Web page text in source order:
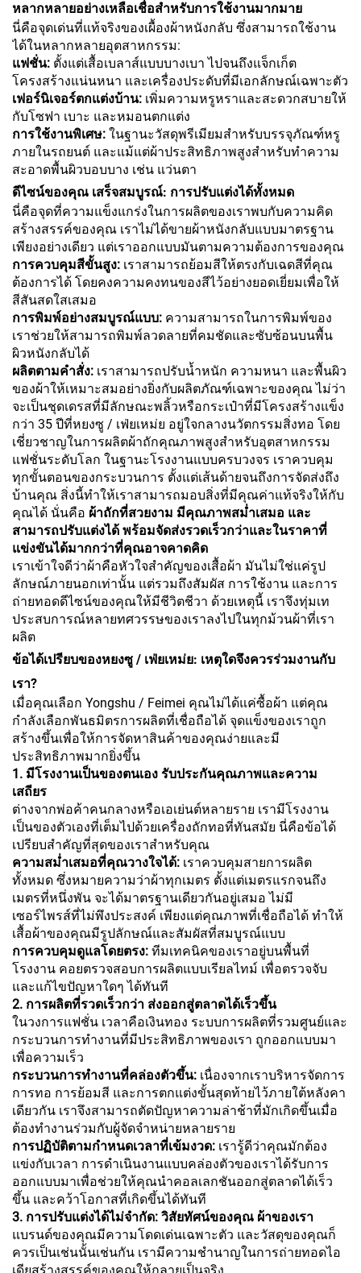
หลากหลายอย่างเหลือเชื่อสำหรับการใช้งานมากมาย
นี่คือจุดเด่นที่แท้จริงของเผื้องผ้าหนังกลับ ซึ่งสามารถใช้งาน
ได้ในหลากหลายอุตสาหกรรม:
แฟชั่น: ตั้งแต่เสื้อเบลาส์แบบบางเบา ไปจนถึงแจ็กเก็ต
โครงสร้างแน่นหนา และเครื่องประดับที่มีเอกลักษณ์เฉพาะตัว
เฟอร์นิเจอร์ตกแต่งบ้าน: เพิ่มความหรูหราและสะดวกสบายให้
กับโซฟา เบาะ และหมอนตกแต่ง
การใช้งานพิเศษ: ในฐานะวัสดุพรีเมียมสำหรับบรรจุภัณฑ์หรู
ภายในรถยนต์ และแม้แต่ผ้าประสิทธิภาพสูงสำหรับทำความ
สะอาดพื้นผิวบอบบาง เช่น แว่นตา
ดีไซน์ของคุณ เสร็จสมบูรณ์: การปรับแต่งได้ทั้งหมด
นี่คือจุดที่ความแข็งแกร่งในการผลิตของเราพบกับความคิด
สร้างสรรค์ของคุณ เราไม่ได้ขายผ้าหนังกลับแบบมาตรฐาน
เพียงอย่างเดียว แต่เราออกแบบมันตามความต้องการของคุณ
การควบคุมสีขั้นสูง: เราสามารถย้อมสีให้ตรงกับเฉดสีที่คุณ
ต้องการได้ โดยคงความคงทนของสีไว้อย่างยอดเยี่ยมเพื่อให้
สีสันสดใสเสมอ
การพิมพ์อย่างสมบูรณ์แบบ: ความสามารถในการพิมพ์ของ
เราช่วยให้สามารถพิมพ์ลวดลายที่คมชัดและซับซ้อนบนพื้น
ผิวหนังกลับได้
ผลิตตามคำสั่ง: เราสามารถปรับน้ำหนัก ความหนา และพื้นผิว
ของผ้าให้เหมาะสมอย่างยิ่งกับผลิตภัณฑ์เฉพาะของคุณ ไม่ว่า
จะเป็นชุดเดรสที่มีลักษณะพลิ้วหรือกระเป๋าที่มีโครงสร้างแข็ง
กว่า 35 ปีที่หยงซู / เฟ่ยเหม่ย อยู่ใจกลางนวัตกรรมสิ่งทอ โดย
เชี่ยวชาญในการผลิตผ้าถักคุณภาพสูงสำหรับอุตสาหกรรม
แฟชั่นระดับโลก ในฐานะโรงงานแบบครบวงจร เราควบคุม
ทุกขั้นตอนของกระบวนการ ตั้งแต่เส้นด้ายจนถึงการจัดส่งถึง
บ้านคุณ สิ่งนี้ทำให้เราสามารถมอบสิ่งที่มีคุณค่าแท้จริงให้กับ
คุณได้ นั่นคือ ผ้าถักที่สวยงาม มีคุณภาพสม่ำเสมอ และ
สามารถปรับแต่งได้ พร้อมจัดส่งรวดเร็วกว่าและในราคาที่
แข่งขันได้มากกว่าที่คุณอาจคาดคิด
เราเข้าใจดีว่าผ้าคือหัวใจสำคัญของเสื้อผ้า มันไม่ใช่แค่รูป
ลักษณ์ภายนอกเท่านั้น แต่รวมถึงสัมผัส การใช้งาน และการ
ถ่ายทอดดีไซน์ของคุณให้มีชีวิตชีวา ด้วยเหตุนี้ เราจึงทุ่มเท
ประสบการณ์หลายทศวรรษของเราลงไปในทุกม้วนผ้าที่เรา
ผลิต
ข้อได้เปรียบของหยงซู / เฟ่ยเหม่ย: เหตุใดจึงควรร่วมงานกับ
เรา?
เมื่อคุณเลือก Yongshu / Feimei คุณไม่ได้แค่ซื้อผ้า แต่คุณ
กำลังเลือกพันธมิตรการผลิตที่เชื่อถือได้ จุดแข็งของเราถูก
สร้างขึ้นเพื่อให้การจัดหาสินค้าของคุณง่ายและมี
ประสิทธิภาพมากยิ่งขึ้น
1. มีโรงงานเป็นของตนเอง รับประกันคุณภาพและความ
เสถียร
ต่างจากพ่อค้าคนกลางหรือเอเย่นต์หลายราย เรามีโรงงาน
เป็นของตัวเองที่เต็มไปด้วยเครื่องถักทอที่ทันสมัย นี่คือข้อได้
เปรียบสำคัญที่สุดของเราสำหรับคุณ
ความสม่ำเสมอที่คุณวางใจได้: เราควบคุมสายการผลิต
ทั้งหมด ซึ่งหมายความว่าผ้าทุกเมตร ตั้งแต่เมตรแรกจนถึง
เมตรที่หนึ่งพัน จะได้มาตรฐานเดียวกันอยู่เสมอ ไม่มี
เซอร์ไพรส์ที่ไม่พึงประสงค์ เพียงแต่คุณภาพที่เชื่อถือได้ ทำให้
เสื้อผ้าของคุณมีรูปลักษณ์และสัมผัสที่สมบูรณ์แบบ
การควบคุมดูแลโดยตรง: ทีมเทคนิคของเราอยู่บนพื้นที่
โรงงาน คอยตรวจสอบการผลิตแบบเรียลไทม์ เพื่อตรวจจับ
และแก้ไขปัญหาใดๆ ได้ทันที
2. การผลิตที่รวดเร็วกว่า ส่งออกสู่ตลาดได้เร็วขึ้น
ในวงการแฟชั่น เวลาคือเงินทอง ระบบการผลิตที่รวมศูนย์และ
กระบวนการทำงานที่มีประสิทธิภาพของเรา ถูกออกแบบมา
เพื่อความเร็ว
กระบวนการทำงานที่คล่องตัวขึ้น: เนื่องจากเราบริหารจัดการ
การทอ การย้อมสี และการตกแต่งขั้นสุดท้ายไว้ภายใต้หลังคา
เดียวกัน เราจึงสามารถตัดปัญหาความล่าช้าที่มักเกิดขึ้นเมื่อ
ต้องทำงานร่วมกับผู้จัดจำหน่ายหลายราย
การปฏิบัติตามกำหนดเวลาที่เข้มงวด: เรารู้ดีว่าคุณมักต้อง
แข่งกับเวลา การดำเนินงานแบบคล่องตัวของเราได้รับการ
ออกแบบมาเพื่อช่วยให้คุณนำคอลเลกชันออกสู่ตลาดได้เร็ว
ขึ้น และคว้าโอกาสที่เกิดขึ้นได้ทันที
3. การปรับแต่งได้ไม่จำกัด: วิสัยทัศน์ของคุณ ผ้าของเรา
แบรนด์ของคุณมีความโดดเด่นเฉพาะตัว และวัสดุของคุณก็
ควรเป็นเช่นนั้นเช่นกัน เรามีความชำนาญในการถ่ายทอดไอ